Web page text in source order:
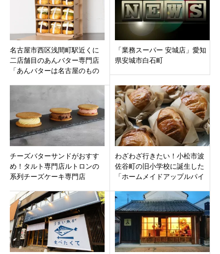
名古屋市西区浅間町駅近くに
二店舗目のあんバター専門店
「あんバターは名古屋のもの
ートインも
「業務スーパー 安城店」愛知
県安城市白石町
チーズバターサンドがおすす
め！タルト専門店ルトロンの
系列チーズケーキ専門店
craft」津市南中央に日オープ
ン
わざわざ行きたい！小松市波
佐谷町の旧小学校に誕生した
「ホームメイドアップルパイ
徹底リサーチ